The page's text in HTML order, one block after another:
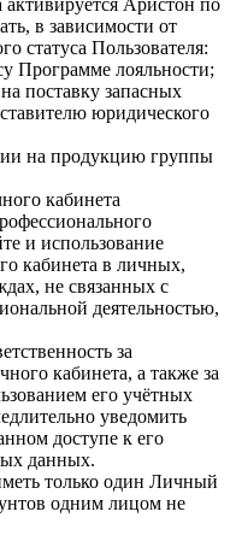
Аристон по
в зависимости от
статуса Пользователя:
Программе лояльности;
поставку запасных
юридического
на продукцию группы
кабинета
и использование
кабинета в личных,
не связанных с
деятельностью,
за
кабинета, а также за
его учётных
уведомить
доступе к его
данных.
только один Личный
одним лицом не